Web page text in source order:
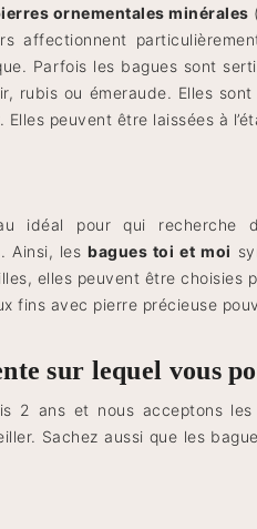
ornementales minérales
affectionnent
Parfois les bagues sont
rubis ou émeraude. Elles
Elles peuvent être laissées à
idéal pour qui recherche
Ainsi, les bagues toi et moi
elles peuvent être choisies
fins avec pierre précieuse
sur lequel vous
2 ans et nous acceptons
Sachez aussi que les